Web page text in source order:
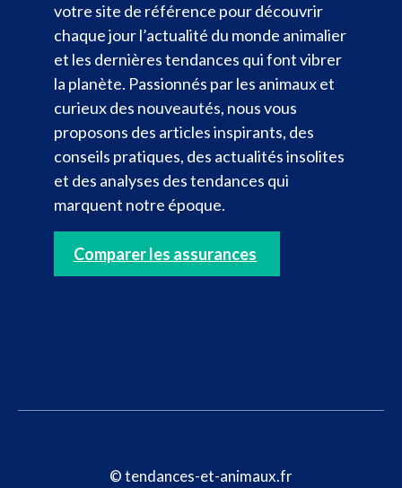
votre site de référence pour découvrir
chaque jour l’actualité du monde animalier
et les dernières tendances qui font vibrer
la planète. Passionnés par les animaux et
curieux des nouveautés, nous vous
proposons des articles inspirants, des
conseils pratiques, des actualités insolites
et des analyses des tendances qui
marquent notre époque.
Comparer les assurances
© tendances-et-animaux.fr